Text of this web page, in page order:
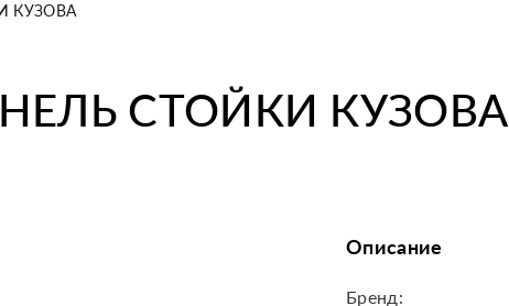
КУЗОВА
СТОЙКИ КУЗОВА
Описание
Бренд: